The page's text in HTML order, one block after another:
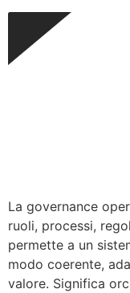
La governance
ruoli, processi,
permette a un
modo coerente,
valore. Significa